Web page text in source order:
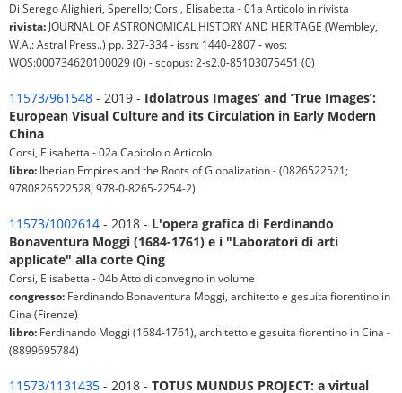
Di Serego Alighieri, Sperello; Corsi, Elisabetta - 01a Articolo in rivista
rivista: JOURNAL OF ASTRONOMICAL HISTORY AND HERITAGE (Wembley,
W.A.: Astral Press..) pp. 327-334 - issn: 1440-2807 - wos:
WOS:000734620100029 (0) - scopus: 2-s2.0-85103075451 (0)
11573/961548 - 2019 - Idolatrous Images’ and ‘True Images’:
European Visual Culture and its Circulation in Early Modern
China
Corsi, Elisabetta - 02a Capitolo o Articolo
libro: Iberian Empires and the Roots of Globalization - (0826522521;
9780826522528; 978-0-8265-2254-2)
11573/1002614 - 2018 - L'opera grafica di Ferdinando
Bonaventura Moggi (1684-1761) e i "Laboratori di arti
applicate" alla corte Qing
Corsi, Elisabetta - 04b Atto di convegno in volume
congresso: Ferdinando Bonaventura Moggi, architetto e gesuita fiorentino in
Cina (Firenze)
libro: Ferdinando Moggi (1684-1761), architetto e gesuita fiorentino in Cina -
(8899695784)
11573/1131435 - 2018 - TOTUS MUNDUS PROJECT: a virtual